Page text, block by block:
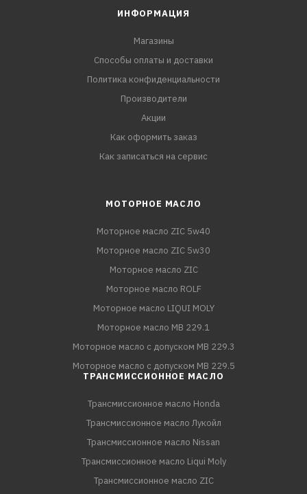
ИНФОРМАЦИЯ
Магазины
Способы оплаты и доставки
Политика конфиденциальности
Производители
Акции
Как оформить заказ
Как записаться на сервис
МОТОРНОЕ МАСЛО
Моторное масло ZIC 5w40
Моторное масло ZIC 5w30
Моторное масло ZIC
Моторное масло ROLF
Моторное масло LIQUI MOLY
Моторное масло MB 229.1
Моторное масло с допуском MB 229.3
Моторное масло с допуском MB 229.5
ТРАНСМИССИОННОЕ МАСЛО
Трансмиссионное масло Honda
Трансмиссионное масло Лукойл
Трансмиссионное масло Nissan
Трансмиссионное масло Liqui Moly
Трансмиссионное масло ZIC